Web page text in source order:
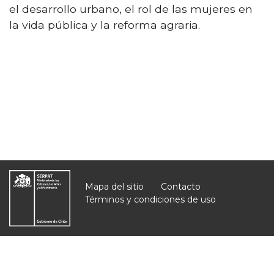
el desarrollo urbano, el rol de las mujeres en
la vida pública y la reforma agraria.
Mapa del sitio
Contacto
Términos y condiciones de uso